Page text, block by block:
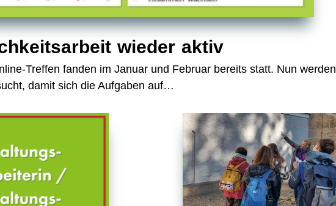
wieder aktiv
Treffen fanden im Januar und Februar bereits statt. Nun werden
damit sich die Aufgaben auf…